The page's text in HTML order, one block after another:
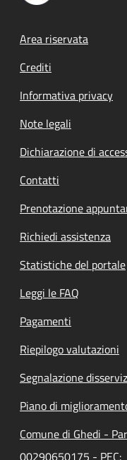
Footer menu
Area riservata
Crediti
Informativa privacy
Note legali
Dichiarazione di
Contatti
Prenotazione
Richiedi assistenza
Statistiche del portale
Leggi le FAQ
Pagamenti
Riepilogo valutazioni
Segnalazione
Piano di
Comune di Ghedi -
00290650175 - PEC: